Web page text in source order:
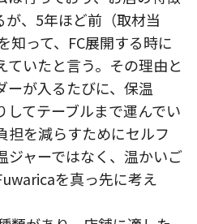
が、5年ほど前（取材当
知って、FC展開する時に
ていたと言う。その理由と
ーが入るたびに、保温
してテーブルまで運んでい
担を減らすためにセルフ
ジャーではなく、温かいご
を真っ先に考え